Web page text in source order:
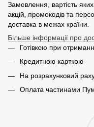
Замовлення, вартість
акцій, промокодів та
доставка в межах країни.
Більше інформації про
Готівкою при
Кредитною карткою
На розрахунковий
Оплата частинами